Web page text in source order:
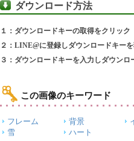
ダウンロード方法
１：ダウンロードキーの取得をクリック
２：LINE@に登録しダウンロードキー
３：ダウンロードキーを入力しダウンロ
この画像のキーワード
フレーム 背景
雪
ハート